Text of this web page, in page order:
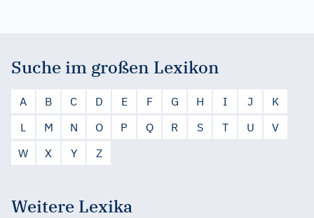
Suche im großen Lexikon
A B C D E F G H I J
K
L
M N O P Q R S T U
V
W
X Y Z
Weitere Lexika